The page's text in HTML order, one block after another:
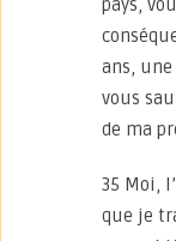
pays,
ans,
vous
de ma
35 Moi,
que je